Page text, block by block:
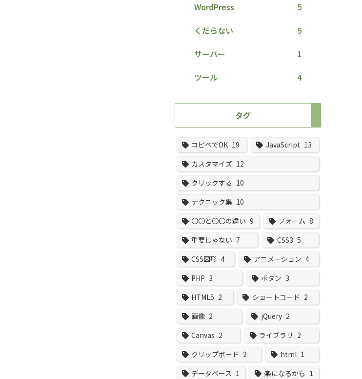
WordPress
5
くだらない
5
サーバー
1
ツール
4
タグ
コピペでOK 19 JavaScript 13
カスタマイズ 12
クリックする 10
テクニック集 10
〇〇と〇〇の違い 9 フォーム 8
重要じゃない 7 CSS3 5
CSS図形 4 アニメーション 4
PHP 3 ボタン 3
HTML5 2 ショートコード 2
画像 2 jQuery 2
Canvas 2 ライブラリ 2
クリップボード 2 html 1
データベース 1 楽になるかも 1